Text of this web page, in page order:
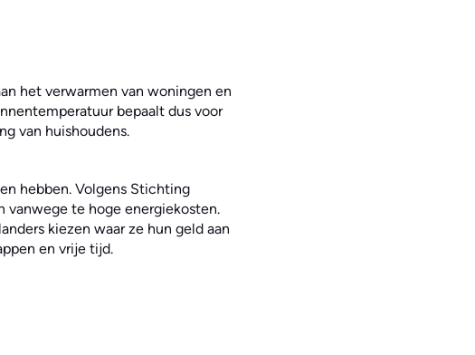
het verwarmen van woningen en
bepaalt dus voor
van huishoudens.
hebben. Volgens Stichting
vanwege te hoge energiekosten.
kiezen waar ze hun geld aan
en vrije tijd.